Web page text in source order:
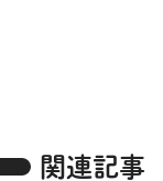
関連記事